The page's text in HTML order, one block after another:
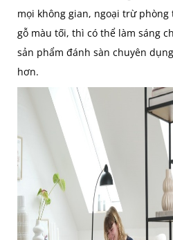
mọi không gian, ngoại trừ
gỗ màu tối, thì có thể làm sáng
sản phẩm đánh sàn chuyên
hơn.